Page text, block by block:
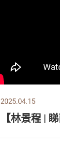
2025.04.15
【林景程 |